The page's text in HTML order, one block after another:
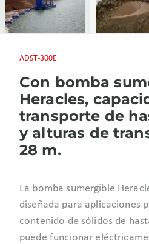
ADST-300E
Con bomba
Heracles,
transporte de
y alturas de
28 m.
La bomba sumergible
diseñada para aplicaciones
contenido de sólidos de
puede funcionar